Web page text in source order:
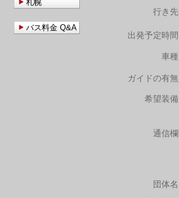
行き先
出発予定時間
車種
ガイドの有無
希望装備
通信欄
団体名
札幌
バス料金 Q&A